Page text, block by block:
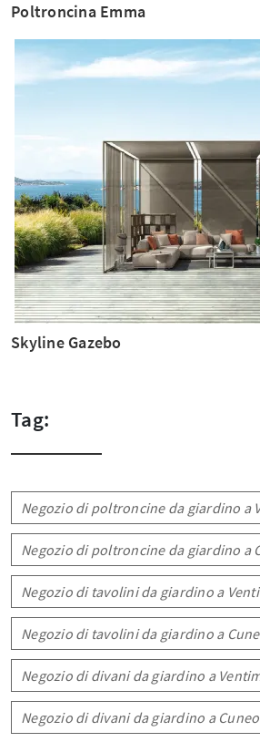
Poltroncina Emma
Skyline Gazebo
Tag:
Negozio di poltroncine da giardino a
Negozio di poltroncine da giardino a
Negozio di tavolini da giardino a
Negozio di tavolini da giardino a
Negozio di divani da giardino a
Negozio di divani da giardino a Cuneo